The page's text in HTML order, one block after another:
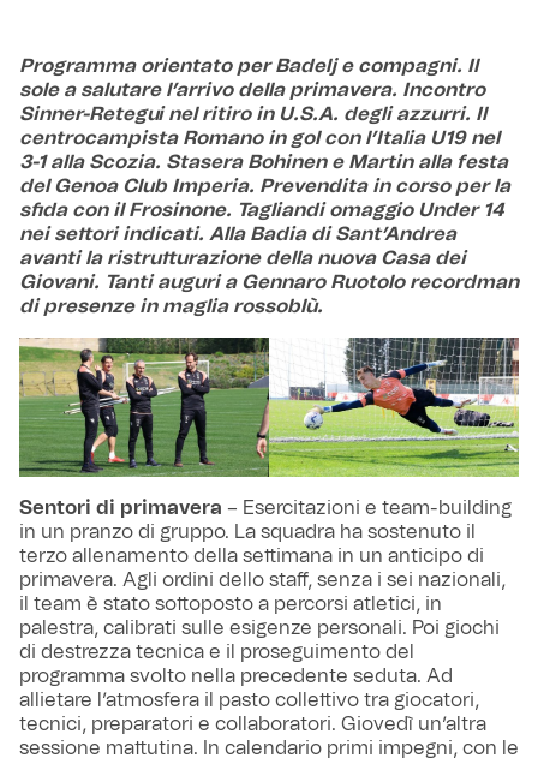
Programma orientato per Badelj e compagni. Il
sole a salutare l’arrivo della primavera. Incontro
Sinner-Retegui nel ritiro in U.S.A. degli azzurri. Il
centrocampista Romano in gol con l’Italia U19 nel
3-1 alla Scozia. Stasera Bohinen e Martin alla festa
del Genoa Club Imperia. Prevendita in corso per la
sfida con il Frosinone. Tagliandi omaggio Under 14
nei settori indicati. Alla Badia di Sant’Andrea
avanti la ristrutturazione della nuova Casa dei
Giovani. Tanti auguri a Gennaro Ruotolo recordman
di presenze in maglia rossoblù.
Sentori di primavera – Esercitazioni e team-building
in un pranzo di gruppo. La squadra ha sostenuto il
terzo allenamento della settimana in un anticipo di
primavera. Agli ordini dello staff, senza i sei nazionali,
il team è stato sottoposto a percorsi atletici, in
palestra, calibrati sulle esigenze personali. Poi giochi
di destrezza tecnica e il proseguimento del
programma svolto nella precedente seduta. Ad
allietare l’atmosfera il pasto collettivo tra giocatori,
tecnici, preparatori e collaboratori. Giovedì un’altra
sessione mattutina. In calendario primi impegni, con le